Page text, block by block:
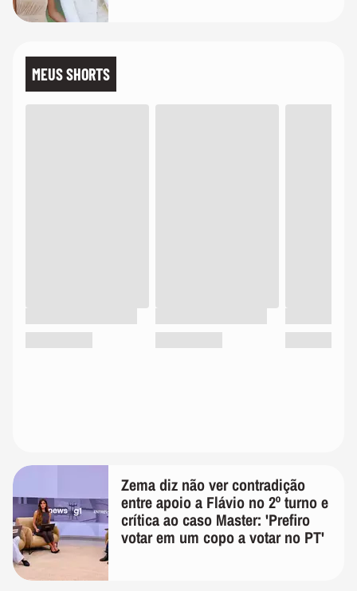
MEUS SHORTS
Zema diz não ver contradição
entre apoio a Flávio no 2º turno e
crítica ao caso Master: 'Prefiro
votar em um copo a votar no PT'